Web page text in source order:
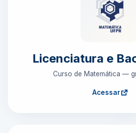
Licenciatura e
Curso de Matemática —
Acessar